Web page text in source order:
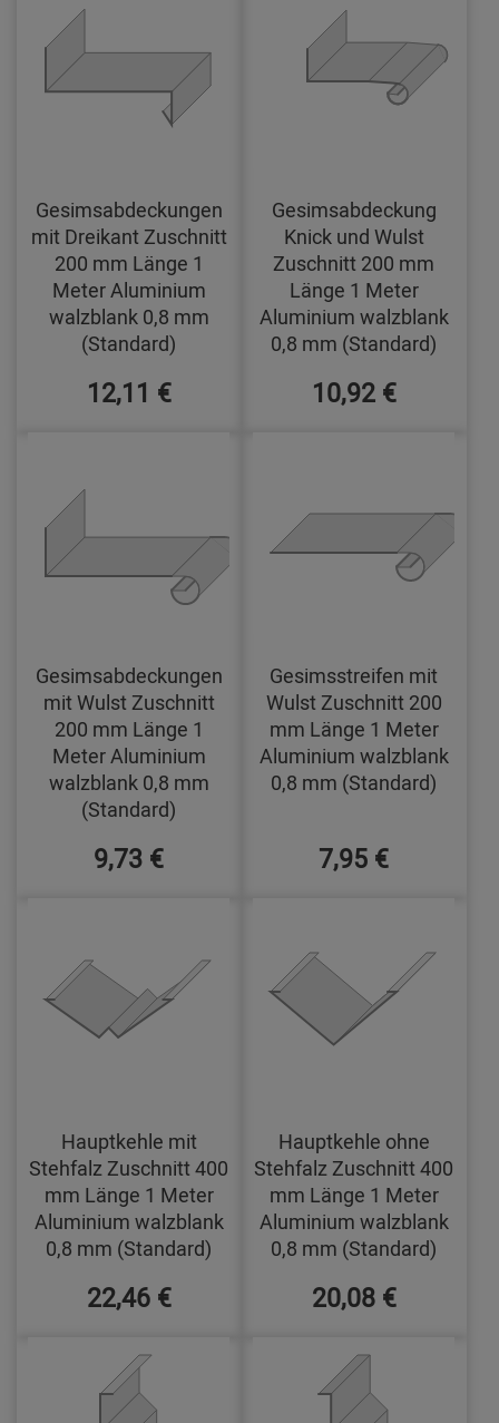
Gesimsabdeckungen
mit Dreikant Zuschnitt
200 mm Länge 1
Meter Aluminium
walzblank 0,8 mm
(Standard)
12,11 €
Gesimsabdeckung
Knick und Wulst
Zuschnitt 200 mm
Länge 1 Meter
Aluminium walzblank
0,8 mm (Standard)
10,92 €
Gesimsabdeckungen
mit Wulst Zuschnitt
200 mm Länge 1
Meter Aluminium
walzblank 0,8 mm
(Standard)
9,73 €
Gesimsstreifen mit
Wulst Zuschnitt 200
mm Länge 1 Meter
Aluminium walzblank
0,8 mm (Standard)
7,95 €
Hauptkehle mit
Stehfalz Zuschnitt 400
mm Länge 1 Meter
Aluminium walzblank
0,8 mm (Standard)
22,46 €
Hauptkehle ohne
Stehfalz Zuschnitt 400
mm Länge 1 Meter
Aluminium walzblank
0,8 mm (Standard)
20,08 €